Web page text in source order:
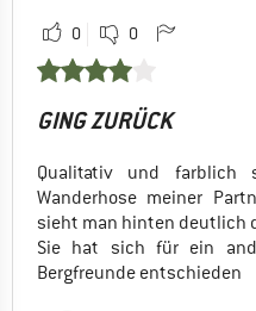
0 0
GING ZURÜCK
Qualitativ und farblich
Wanderhose meiner
sieht man hinten deutlich
Sie hat sich für ein
Bergfreunde entschieden